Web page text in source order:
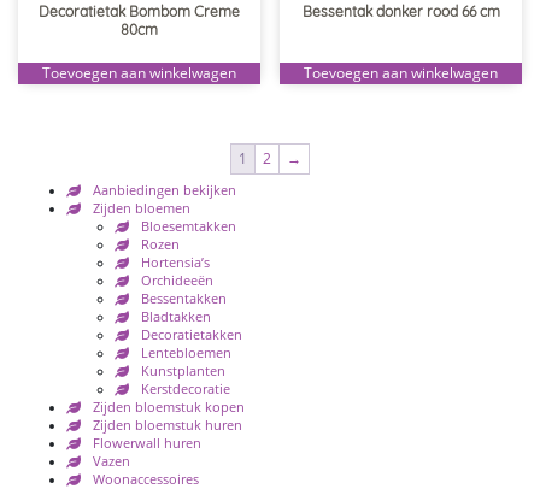
Aanbiedingen bekijken
Zijden bloemen
Bloesemtakken
Rozen
Hortensia’s
Orchideeën
Bessentakken
Bladtakken
Decoratietakken
Lentebloemen
Kunstplanten
Kerstdecoratie
Zijden bloemstuk kopen
Zijden bloemstuk huren
Flowerwall huren
Vazen
Woonaccessoires
Decoratietak Bombom Creme
80cm
Toevoegen aan winkelwagen
Bessentak donker rood 66 cm
Toevoegen aan winkelwagen
1 2 →